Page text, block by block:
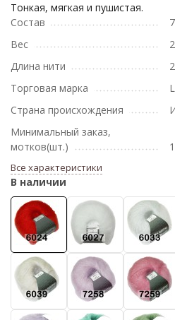
Тонкая, мягкая и пушистая.
Состав
Вес
Длина нити
Торговая марка
Страна происхождения
Минимальный заказ,
мотков(шт.)
1
Все характеристики
В наличии